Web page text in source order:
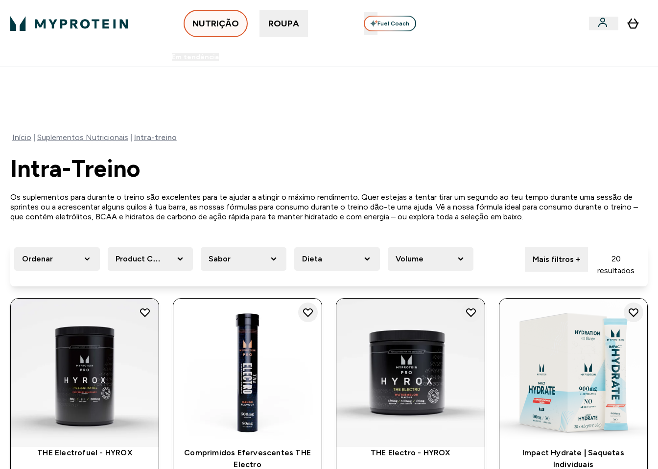
NUTRIÇÃO ROUPA Fuel Coach
Início Suplementos Nutricionais Intra-treino
Intra-Treino
Os suplementos para durante o treino são excelentes para te ajudar a atingir o máximo rendimento. Quer estejas a tentar tirar um segundo ao teu tempo durante uma sessão de
sprintes ou a acrescentar alguns quilos à tua barra, as nossas fórmulas para consumo durante o treino dão-te uma ajuda. Vê a nossa fórmula ideal para consumo durante o treino –
que contém eletrólitos, BCAA e hidratos de carbono de ação rápida para te manter hidratado e com energia – ou explora toda a seleção em baixo.
Ordenar Product Category Sabor Dieta Volume Mais filtros +
20
resultados
THE Electrofuel - HYROX
Comprimidos Efervescentes THE
Electro
THE Electro - HYROX
Impact Hydrate | Saquetas
Individuais